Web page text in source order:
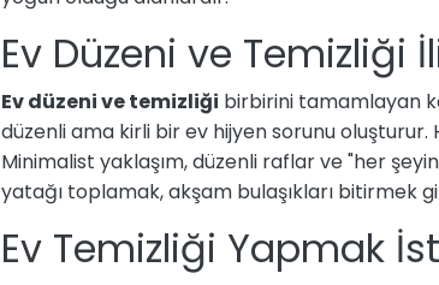
Ev Düzeni ve Temizliği
Ev düzeni ve temizliği birbirini tamamlayan
düzenli ama kirli bir ev hijyen sorunu oluşturur.
Minimalist yaklaşım, düzenli raflar ve "her
yatağı toplamak, akşam bulaşıkları bitirmek
Ev Temizliği Yapmak